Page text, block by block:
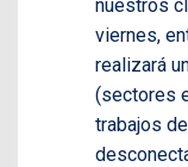
nuestros
viernes,
realizará
(sectores
trabajos